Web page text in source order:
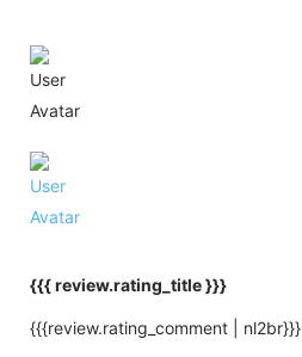
{{{ review.rating_title }}}
{{{review.rating_comment | nl2br}}}